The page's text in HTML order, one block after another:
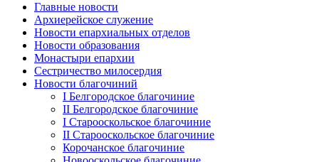
Главные новости
Архиерейское служение
Новости епархиальных отделов
Новости образования
Монастыри епархии
Сестричество милосердия
Новости благочиний
I Белгородское благочиние
II Белгородское благочиние
I Старооскольское благочиние
II Старооскольское благочиние
Корочанское благочиние